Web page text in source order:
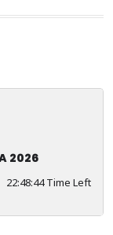
2026
22:48:44 Time Left